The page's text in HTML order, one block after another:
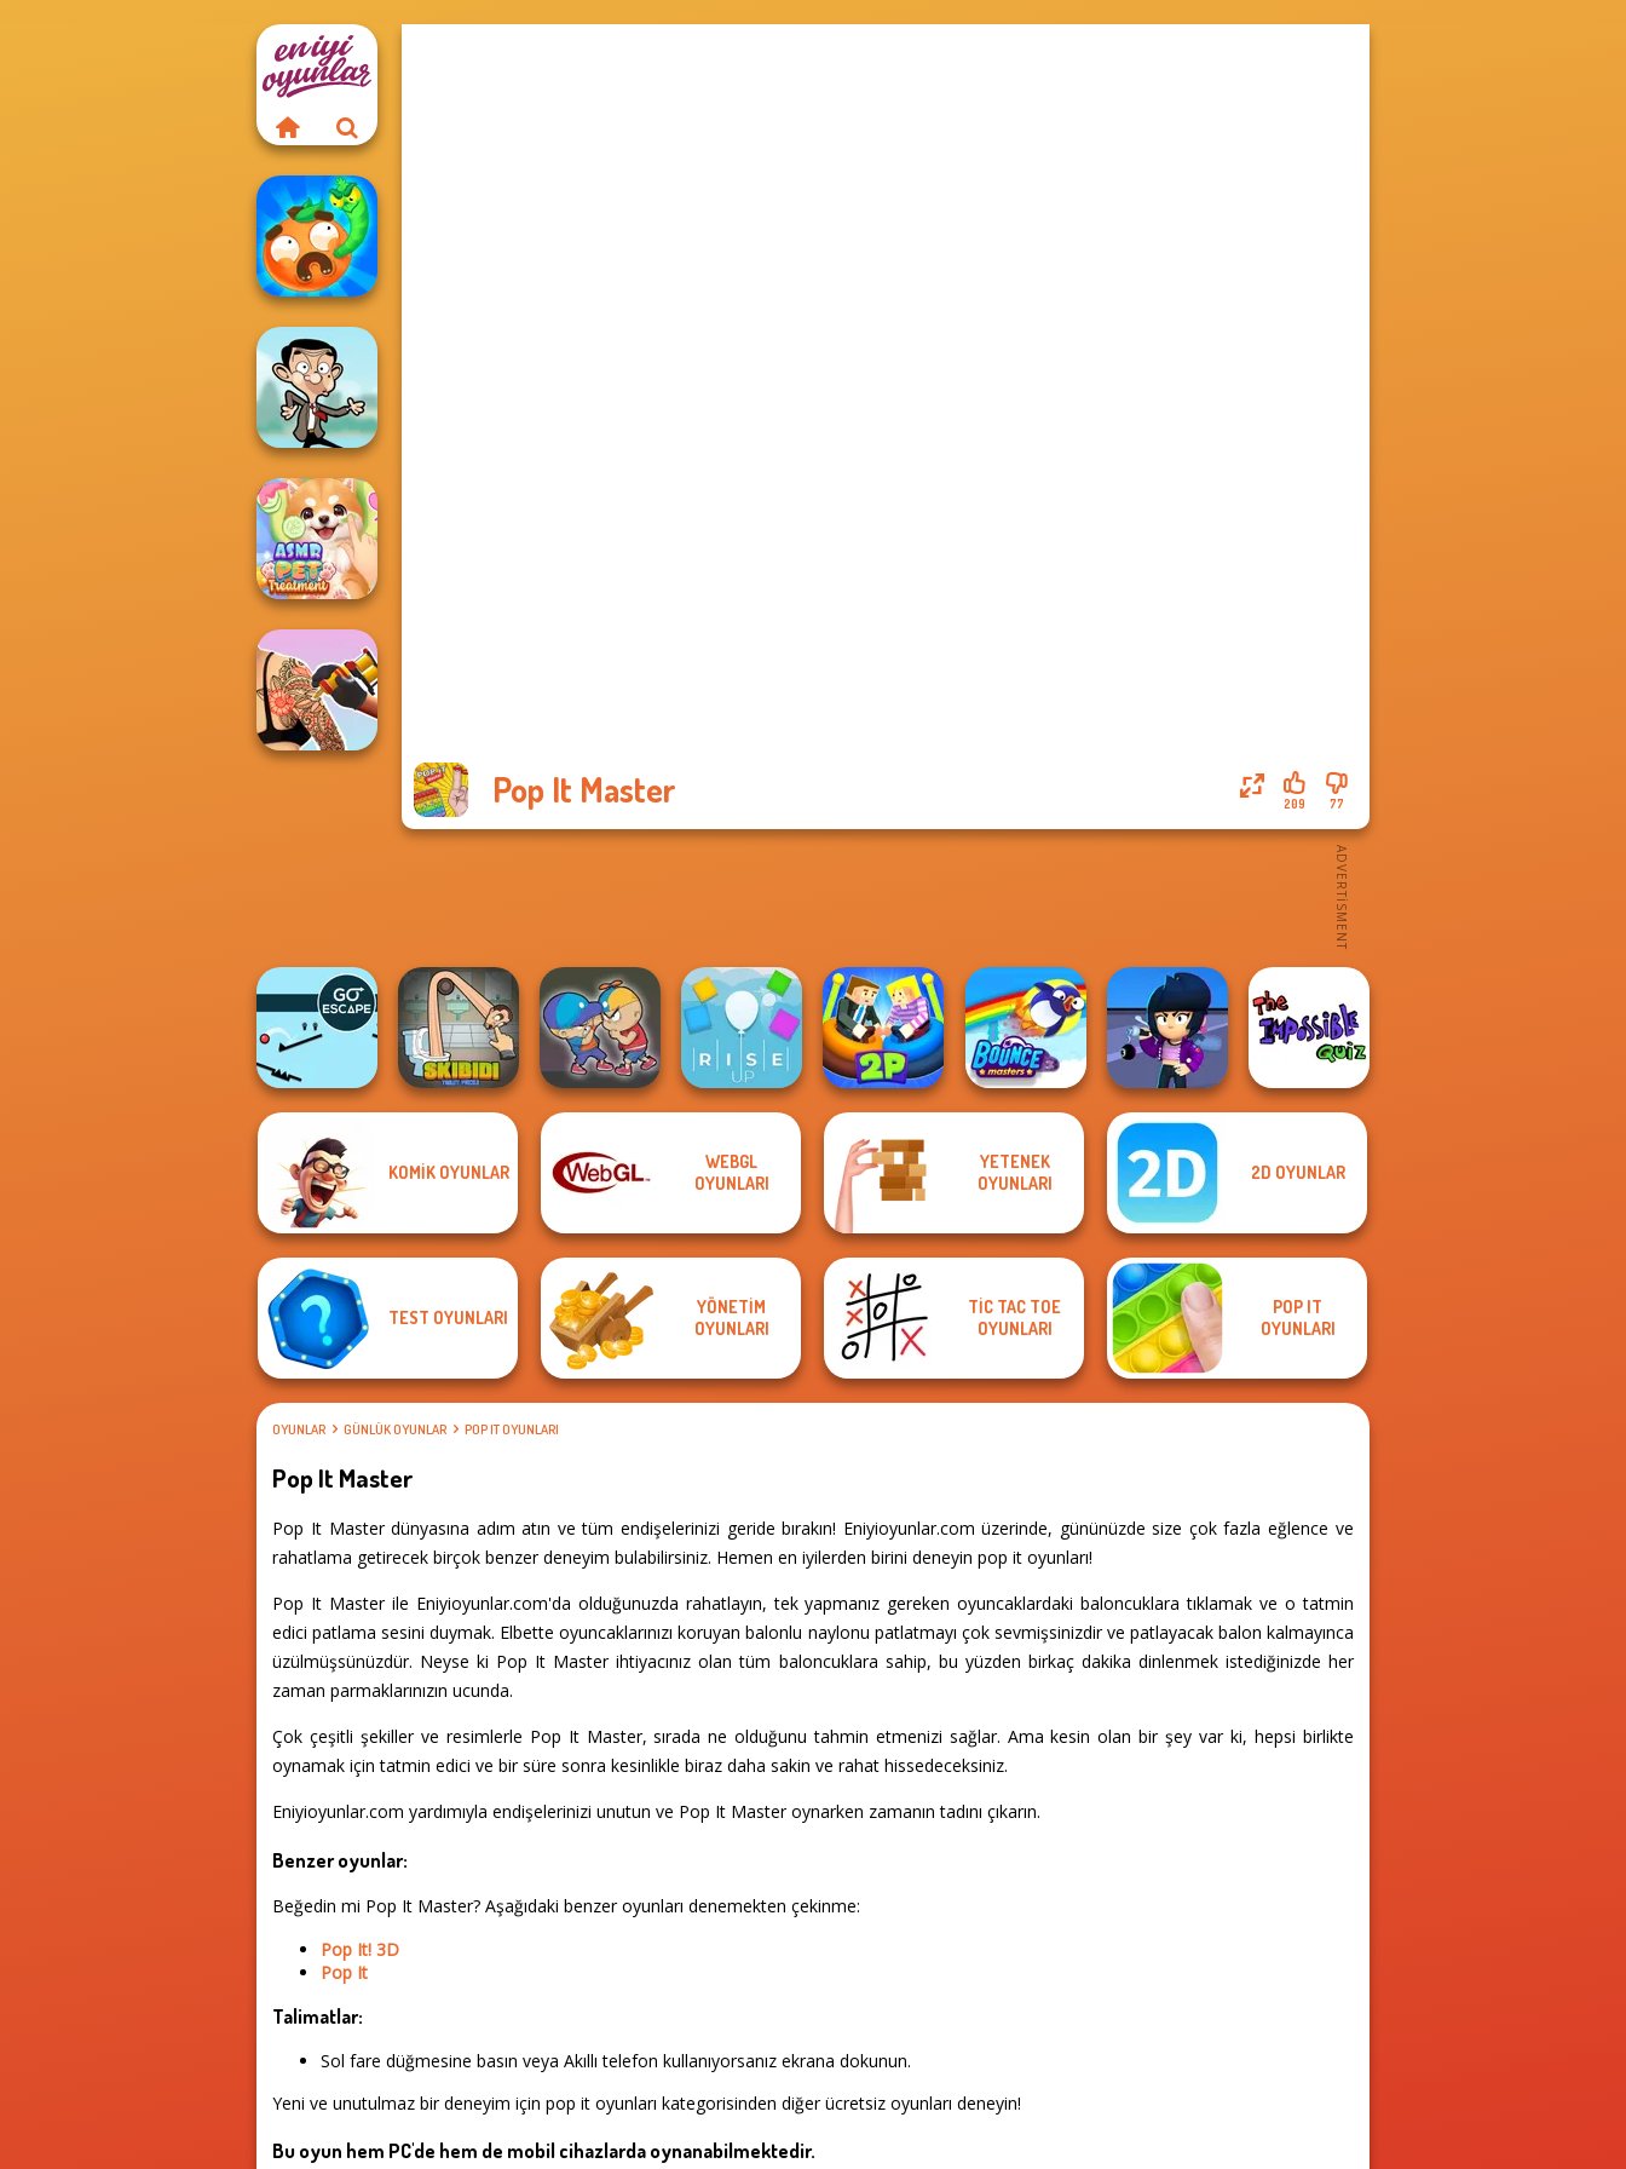
Pop It Master 77
209
Worm Out: Brain
Teaser Games
Mr Bean Jump
ASMR Pet
Treatment
Go Escape
Skibidi Toilet
Elevator Fight Rise Up
Ragdoll Arena 2
Player
Bouncemasters
Brawl Stars
Sound
The Impossible
KOMIK OYUNLAR
WEBGL
OYUNLARI
YETENEK
OYUNLARI
2D OYUNLAR
TEST OYUNLARI
YÖNETIM
OYUNLARI
TIC TAC TOE
OYUNLARI
POP IT
OYUNLARI
OYUNLAR GÜNLÜK OYUNLAR POP IT OYUNLARI
Pop It Master
Pop It Master dünyasına adım atın ve tüm endişelerinizi geride bırakın! Eniyioyunlar.com üzerinde, gününüzde size çok fazla eğlence ve
rahatlama getirecek birçok benzer deneyim bulabilirsiniz. Hemen en iyilerden birini deneyin pop it oyunları!
Pop It Master ile Eniyioyunlar.com'da olduğunuzda rahatlayın, tek yapmanız gereken oyuncaklardaki baloncuklara tıklamak ve o tatmin
edici patlama sesini duymak. Elbette oyuncaklarınızı koruyan balonlu naylonu patlatmayı çok sevmişsinizdir ve patlayacak balon kalmayınca
üzülmüşsünüzdür. Neyse ki Pop It Master ihtiyacınız olan tüm baloncuklara sahip, bu yüzden birkaç dakika dinlenmek istediğinizde her
zaman parmaklarınızın ucunda.
Çok çeşitli şekiller ve resimlerle Pop It Master, sırada ne olduğunu tahmin etmenizi sağlar. Ama kesin olan bir şey var ki, hepsi birlikte
oynamak için tatmin edici ve bir süre sonra kesinlikle biraz daha sakin ve rahat hissedeceksiniz.
Eniyioyunlar.com yardımıyla endişelerinizi unutun ve Pop It Master oynarken zamanın tadını çıkarın.
Benzer oyunlar:
Beğedin mi Pop It Master? Aşağıdaki benzer oyunları denemekten çekinme:
Pop It! 3D
Pop It
Talimatlar:
Sol fare düğmesine basın veya Akıllı telefon kullanıyorsanız ekrana dokunun.
Yeni ve unutulmaz bir deneyim için pop it oyunları kategorisinden diğer ücretsiz oyunları deneyin!
Bu oyun hem PC'de hem de mobil cihazlarda oynanabilmektedir.